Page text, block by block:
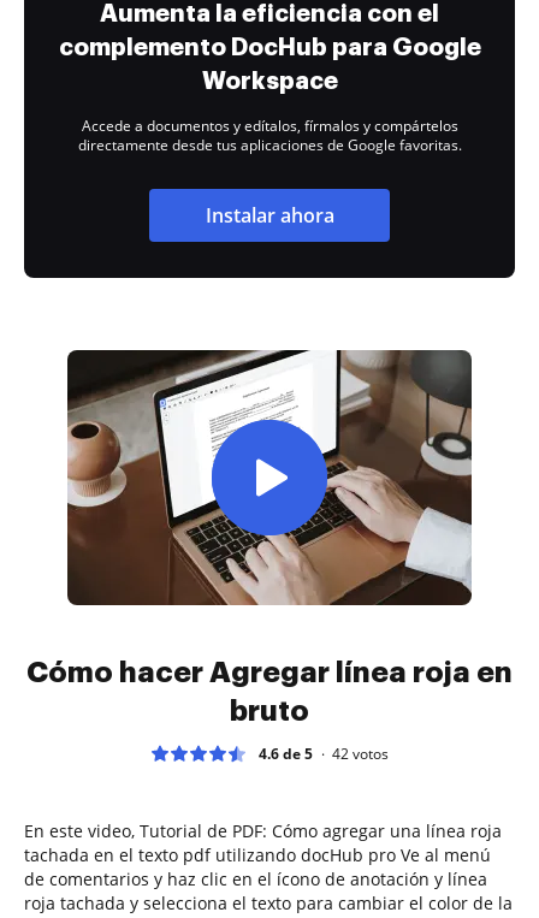
Aumenta la eficiencia con el
complemento DocHub para Google
Workspace
Accede a documentos y edítalos, fírmalos y compártelos
directamente desde tus aplicaciones de Google favoritas.
Instalar ahora
Cómo hacer Agregar línea roja en
bruto
4.6 de 5 42votos
En este video, Tutorial de PDF: Cómo agregar una línea roja
tachada en el texto pdf utilizando docHub pro Ve al menú
de comentarios y haz clic en el ícono de anotación y línea
roja tachada y selecciona el texto para cambiar el color de la